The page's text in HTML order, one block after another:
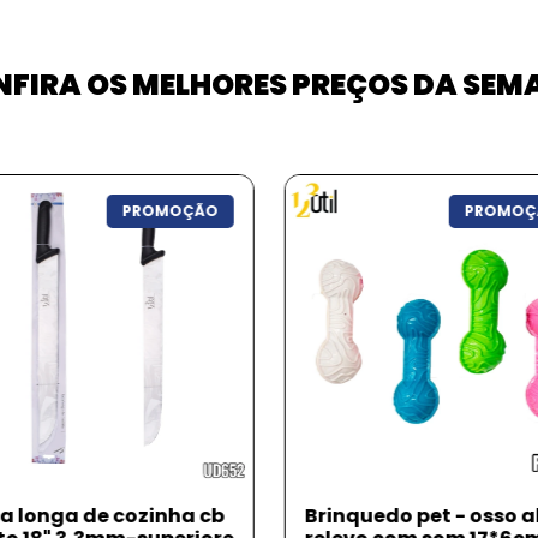
OS MELHORES PREÇOS DA
PROMOÇÃO
pet - osso alto
Triturador / picador